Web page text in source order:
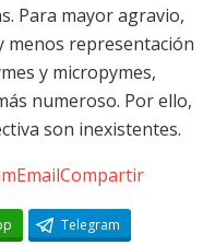
Para mayor agravio,
menos representación
y micropymes,
numeroso. Por ello,
son inexistentes.
EmailCompartir
Telegram